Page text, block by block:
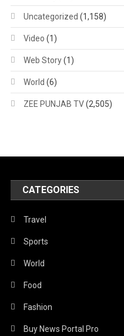
Uncategorized (1,158)
Video (1)
Web Story(1)
World (6)
ZEE PUNJAB TV(2,505)
CATEGORIES
Travel
Sports
World
Food
Fashion
Buy News Portal Pro